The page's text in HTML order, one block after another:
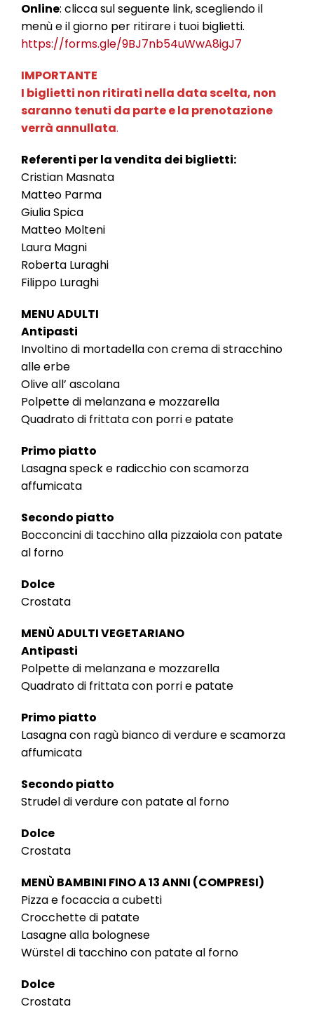
Online: clicca sul seguente link, scegliendo il
menù e il giorno per ritirare i tuoi biglietti.
https://forms.gle/9BJ7nb54uWwA8igJ7
IMPORTANTE
I biglietti non ritirati nella data scelta, non
saranno tenuti da parte e la prenotazione
verrà annullata.
Referenti per la vendita dei biglietti:
Cristian Masnata
Matteo Parma
Giulia Spica
Matteo Molteni
Laura Magni
Roberta Luraghi
Filippo Luraghi
MENU ADULTI
Antipasti
Involtino di mortadella con crema di stracchino
alle erbe
Olive all’ ascolana
Polpette di melanzana e mozzarella
Quadrato di frittata con porri e patate
Primo piatto
Lasagna speck e radicchio con scamorza
affumicata
Secondo piatto
Bocconcini di tacchino alla pizzaiola con patate
al forno
Dolce
Crostata
MENÙ ADULTI VEGETARIANO
Antipasti
Polpette di melanzana e mozzarella
Quadrato di frittata con porri e patate
Primo piatto
Lasagna con ragù bianco di verdure e scamorza
affumicata
Secondo piatto
Strudel di verdure con patate al forno
Dolce
Crostata
MENÙ BAMBINI FINO A 13 ANNI (COMPRESI)
Pizza e focaccia a cubetti
Crocchette di patate
Lasagne alla bolognese
Würstel di tacchino con patate al forno
Dolce
Crostata